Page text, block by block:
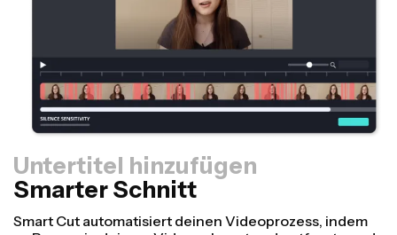
Untertitel hinzufügen
Smarter Schnitt
Größenänderung